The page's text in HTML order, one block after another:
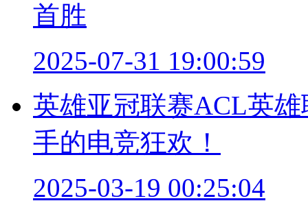
首胜
2025-07-31 19:00:59
英雄亚冠联赛ACL英
手的电竞狂欢！
2025-03-19 00:25:04